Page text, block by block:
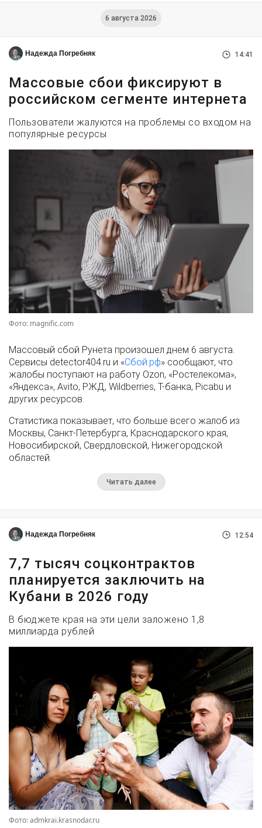
6 августа 2026
Надежда Погребняк 14:41
Массовые сбои фиксируют в
российском сегменте интернета
Пользователи жалуются на проблемы со входом на
популярные ресурсы
Фото: magnific.com
Массовый сбой Рунета произошел днем 6 августа.
Сервисы detector404.ru и «Сбой.рф» сообщают, что
жалобы поступают на работу Ozon, «Ростелекома»,
«Яндекса», Avito, РЖД, Wildberries, Т-банка, Picabu и
других ресурсов.
Статистика показывает, что больше всего жалоб из
Москвы, Санкт-Петербурга, Краснодарского края,
Новосибирской, Свердловской, Нижегородской
областей.
Читать далее
Надежда Погребняк 12:54
7,7 тысяч соцконтрактов
планируется заключить на
Кубани в 2026 году
В бюджете края на эти цели заложено 1,8
миллиарда рублей
Фото: admkrai.krasnodar.ru